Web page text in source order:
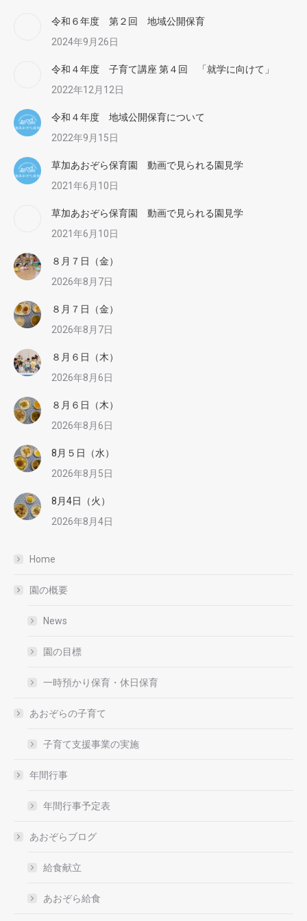
令和６年度 第２回 地域公開保育
2024年9月26日
令和４年度 子育て講座 第４回 「就学に向けて」
2022年12月12日
令和４年度 地域公開保育について
2022年9月15日
草加あおぞら保育園 動画で見られる園見学
2021年6月10日
草加あおぞら保育園 動画で見られる園見学
2021年6月10日
８月７日（金）
2026年8月7日
８月７日（金）
2026年8月7日
８月６日（木）
2026年8月6日
８月６日（木）
2026年8月6日
8月５日（水）
2026年8月5日
8月4日（火）
2026年8月4日
Home
園の概要
News
園の目標
一時預かり保育・休日保育
あおぞらの子育て
子育て支援事業の実施
年間行事
年間行事予定表
あおぞらブログ
給食献立
あおぞら給食